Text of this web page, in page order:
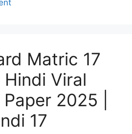
Matric 17
Viral
2025 |
17